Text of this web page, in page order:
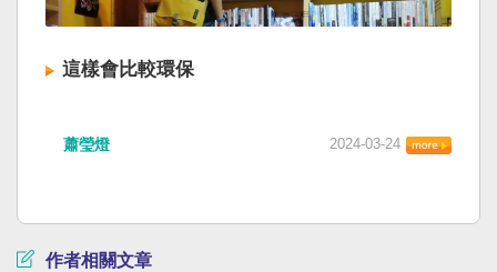
這樣會比較環保
蕭瑩燈 2024-03-24
作者相關文章